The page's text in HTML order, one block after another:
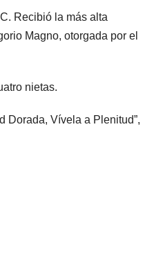
Recibió la más alta
Magno, otorgada por el
nietas.
Dorada, Vívela a Plenitud”,